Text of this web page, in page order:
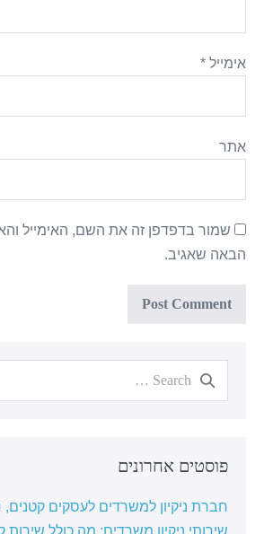
אימייל*
אתר
שמור בדפדפן זה את השם, האימייל
הבאה שאגיב.
פוסטים אחרונים
חברת ניקיון למשרדים לעסקים קטנים,